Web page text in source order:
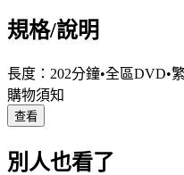
規格/說明
長度：202分鐘•全區DVD•
購物須知
查看
別人也看了